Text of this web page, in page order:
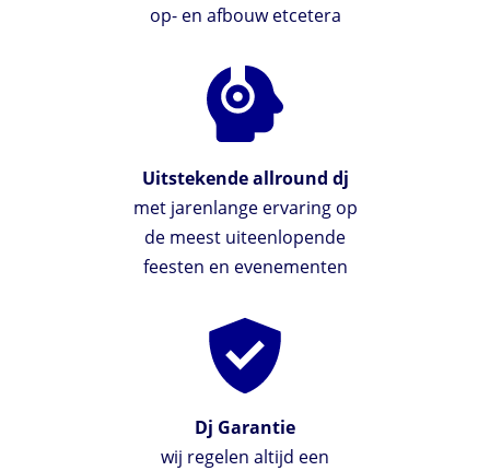
op- en afbouw etcetera
Uitstekende allround dj
met jarenlange ervaring op
de meest uiteenlopende
feesten en evenementen
Dj Garantie
wij regelen altijd een